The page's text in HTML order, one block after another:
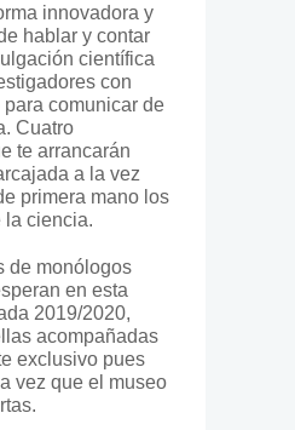
innovadora y
hablar y contar
científica
con
comunicar de
Cuatro
te arrancarán
a la vez
primera mano los
la ciencia.
de monólogos
en esta
2019/2020,
acompañadas
exclusivo pues
vez que el museo